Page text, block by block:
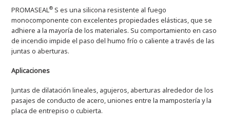
PROMASEAL® S es una silicona resistente al fuego
monocomponente con excelentes propiedades elásticas, que se
adhiere a la mayoría de los materiales. Su comportamiento en caso
de incendio impide el paso del humo frío o caliente a través de las
juntas o aberturas.
Aplicaciones
Juntas de dilatación lineales, agujeros, aberturas alrededor de los
pasajes de conducto de acero, uniones entre la mampostería y la
placa de entrepiso o cubierta.